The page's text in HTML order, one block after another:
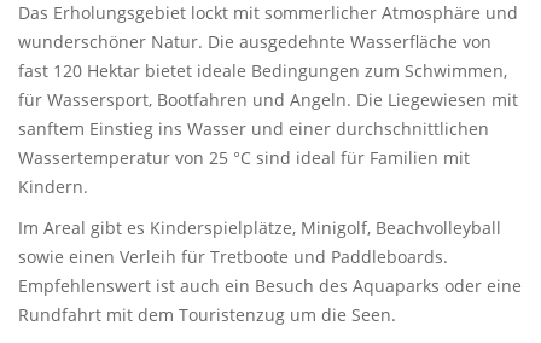
Das Erholungsgebiet lockt mit sommerlicher Atmosphäre und
wunderschöner Natur. Die ausgedehnte Wasserfläche von
fast 120 Hektar bietet ideale Bedingungen zum Schwimmen,
für Wassersport, Bootfahren und Angeln. Die Liegewiesen mit
sanftem Einstieg ins Wasser und einer durchschnittlichen
Wassertemperatur von 25 °C sind ideal für Familien mit
Kindern.
Im Areal gibt es Kinderspielplätze, Minigolf, Beachvolleyball
sowie einen Verleih für Tretboote und Paddleboards.
Empfehlenswert ist auch ein Besuch des Aquaparks oder eine
Rundfahrt mit dem Touristenzug um die Seen.